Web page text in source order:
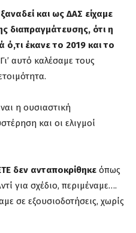
και ως ΔΑΣ είχαμε
διαπραγμάτευσης, ότι η
ό,τι έκανε το 2019 και το
αυτό καλέσαμε τους
η ουσιαστική
και οι ελιγμοί
δεν ανταποκρίθηκε όπως
για σχέδιο, περιμέναμε….
σε εξουσιοδοτήσεις, χωρίς